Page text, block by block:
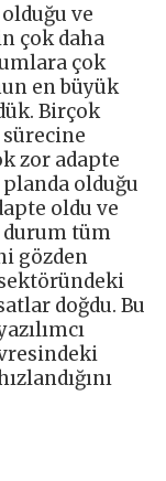
ve
çok daha
çok
en büyük
Birçok
zor adapte
olduğu
oldu ve
durum tüm
gözden
doğdu. Bu